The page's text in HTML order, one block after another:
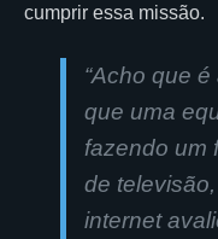
cumprir essa missão.
“Acho que
que uma
fazendo um
de
internet